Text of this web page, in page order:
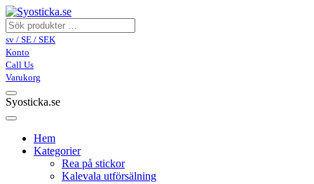
sv / SE / SEK
Konto
Call Us
Varukorg
Syosticka.se
Hem
Kategorier
Rea på stickor
Kalevala utförsälning